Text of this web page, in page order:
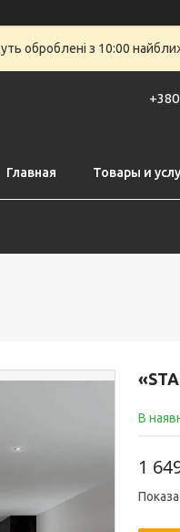
оброблені з 10:00
Главная Товары и
В
1